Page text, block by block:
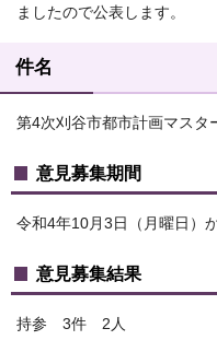
ましたので公表します。
件名
第4次刈谷市都市計画マスタ
意見募集期間
令和4年10月3日（月曜日）
意見募集結果
持参 3件 2人